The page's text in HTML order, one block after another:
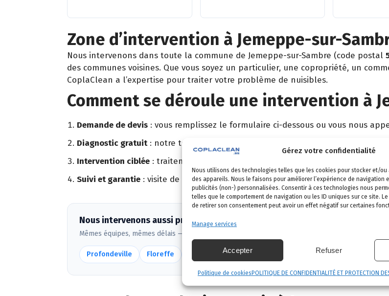
Gérez votre confidentialité
Nous utilisons des technologies telles que les cookies pour stocker et/
des appareils. Nous le faisons pour améliorer l’expérience de navigation
publicités (non-) personnalisées. Consentir à ces technologies nous
telles que le comportement de navigation ou les ID uniques sur ce site.
de retirer son consentement peut avoir un effet négatif sur certaines
Manage services
Accepter Refuser
Politique de cookies POLITIQUE DE CONFIDENTIALITÉ ET PROTECTION
Zone d’intervention à Jemeppe-sur-
Nous intervenons dans toute la commune de Jemeppe-sur-Sambre (code postal
des communes voisines. Que vous soyez un particulier, une copropriété, un
CoplaClean a l’expertise pour traiter votre problème de nuisibles.
Comment se déroule une intervention à
Demande de devis : vous remplissez le formulaire ci-dessous ou vous nous
Diagnostic gratuit: notre technicien vient identifier la nuisance et son origine.
Intervention ciblée : traitement adapté, produits certifiés, sécurité maximale,
Suivi et garantie : visite de contrôle et garantie de résultat.
Nous intervenons aussi près de Jemeppe-sur-Sambre
Mêmes équipes, mêmes délais — voir
Profondeville Floreffe Sombreffe La Bruyère Andenne Fosses-la-Ville